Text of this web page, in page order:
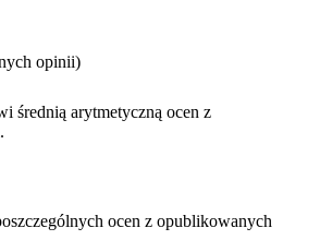
opinii)
średnią arytmetyczną ocen z
ocen z opublikowanych